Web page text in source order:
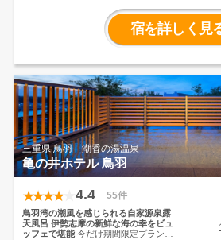
の味覚を、一品ずつ丁寧に仕立てた会
五感で味わう贅沢を、心ゆ
くまでお楽しみください。
宿を詳しく見
三重県 鳥羽 潮香の湯温泉
亀の井ホテル 鳥羽
4.4 55件
鳥羽湾の潮風を感じられる自家源泉露
天風呂 伊勢志摩の新鮮な海の幸をビュ
ッフェで堪能今だけ期間限定プラン販